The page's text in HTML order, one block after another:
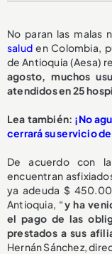
No paran las malas
salud en Colombia,
de Antioquia (Aesa)
agosto, muchos
atendidos en 25
Lea también: ¡No
cerrará su servicio
De acuerdo con
encuentran
ya adeuda $
Antioquia, “y ha
el pago de las
prestados a sus
Hernán Sánchez,